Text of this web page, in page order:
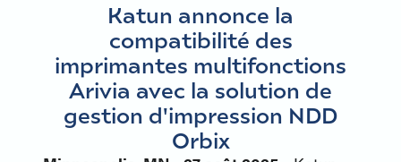
Katun annonce la
compatibilité des
imprimantes multifonctions
Arivia avec la solution de
gestion d'impression NDD
Orbix